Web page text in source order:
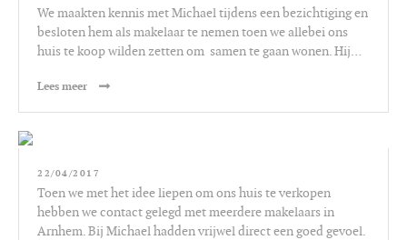
We maakten kennis met Michael tijdens een bezichtiging en
besloten hem als makelaar te nemen toen we allebei ons
huis te koop wilden zetten om samen te gaan wonen. Hij…
Lees meer
22/04/2017
Toen we met het idee liepen om ons huis te verkopen
hebben we contact gelegd met meerdere makelaars in
Arnhem. Bij Michael hadden vrijwel direct een goed gevoel.